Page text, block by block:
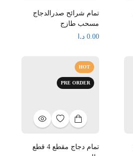
تمام شرائح صدرالدجاج
مسحب طازج
0.00 د.ا
HOT
PRE ORDER
تمام دجاج مقطع 4 قطع